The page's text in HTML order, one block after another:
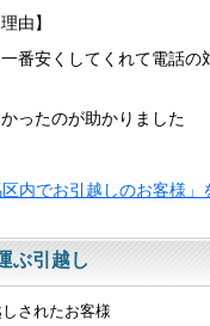
由】
番安くしてくれて電話の
ったのが助かりました
区内でお引越しのお客様
ぶ引越し
されたお客様